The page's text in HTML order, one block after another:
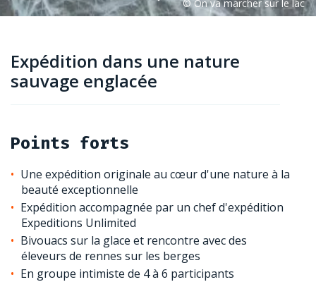
Expédition dans une nature
sauvage englacée
Points forts
Une expédition originale au cœur d'une nature à la
beauté exceptionnelle
Expédition accompagnée par un chef d'expédition
Expeditions Unlimited
Bivouacs sur la glace et rencontre avec des
éleveurs de rennes sur les berges
En groupe intimiste de 4 à 6 participants